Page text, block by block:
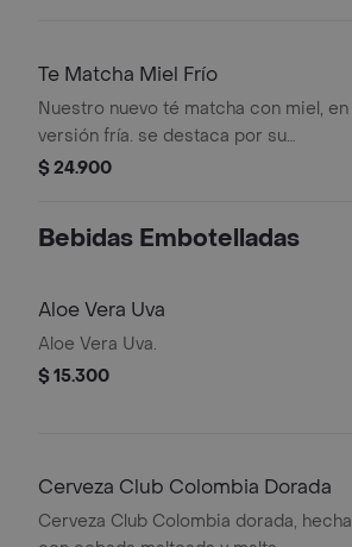
Te Matcha Miel Frío
Nuestro nuevo té matcha con miel, en
versión fría. se destaca por su
refrescancia y el reconocido sabor
$ 24.900
Bebidas Embotelladas
Aloe Vera Uva
Aloe Vera Uva.
$ 15.300
Cerveza Club Colombia Dorada
Cerveza Club Colombia dorada, hecha